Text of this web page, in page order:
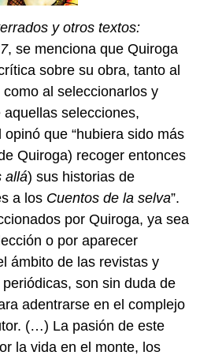
y otros textos:
, se menciona que Quiroga
sobre su obra, tanto al
al seleccionarlos y
selecciones,
que “hubiera sido más
Quiroga) recoger entonces
allá) sus historias de
a los Cuentos de la selva”.
por Quiroga, ya sea
o por aparecer
ámbito de las revistas y
son sin duda de
adentrarse en el complejo
(…) La pasión de este
la vida en el monte, los